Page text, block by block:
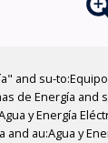
su-
de Energía and
y Energía
au:Agua y